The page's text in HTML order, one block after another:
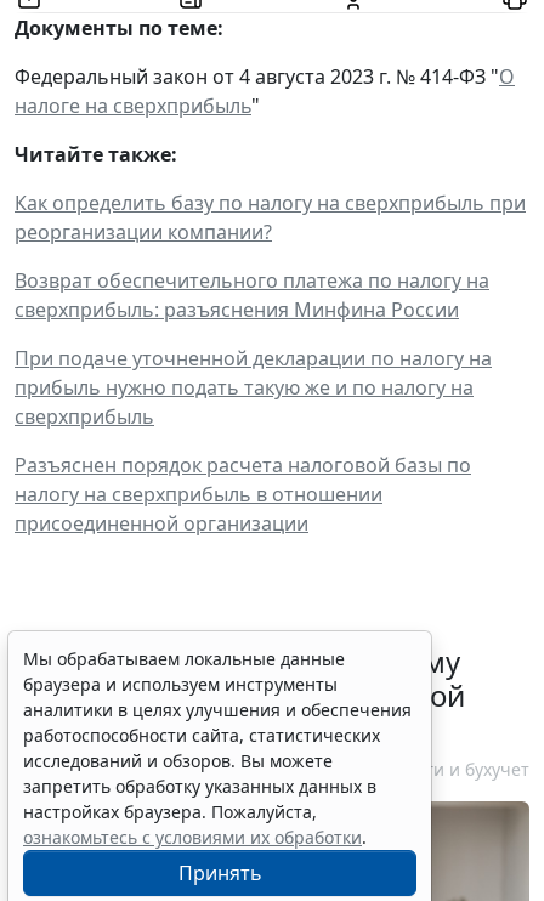
Документы по теме:
Федеральный закон от 4 августа 2023 г. № 414-ФЗ "О
налоге на сверхприбыль"
Читайте также:
Как определить базу по налогу на сверхприбыль при
реорганизации компании?
Возврат обеспечительного платежа по налогу на
сверхприбыль: разъяснения Минфина России
При подаче уточненной декларации по налогу на
прибыль нужно подать такую же и по налогу на
сверхприбыль
Разъяснен порядок расчета налоговой базы по
налогу на сверхприбыль в отношении
присоединенной организации
ФНС России рассказала малому
бизнесу о порядке упрощенной
ликвидации компании
7 августа 2026 18:16 Налоги и бухучет
Мы обрабатываем локальные данные
браузера и используем инструменты
аналитики в целях улучшения и обеспечения
работоспособности сайта, статистических
исследований и обзоров. Вы можете
запретить обработку указанных данных в
настройках браузера. Пожалуйста,
ознакомьтесь с условиями их обработки.
Принять